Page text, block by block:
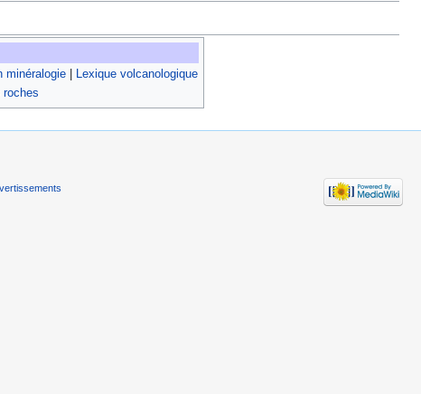
minéralogie
Lexique volcanologique
roches